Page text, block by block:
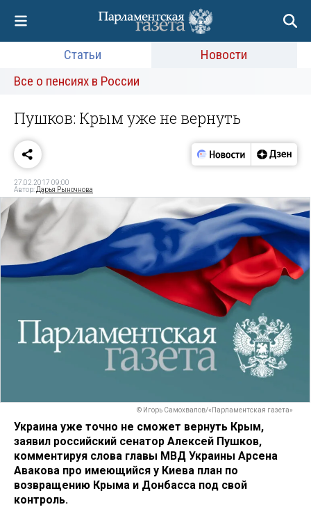
Статьи
Новости
Все о пенсиях в России
Пушков: Крым уже не вернуть
27.02.2017 09:00
Автор: Дарья Рыночнова
© Игорь Самохвалов/«Парламентская газета»
Украина уже точно не сможет вернуть Крым,
заявил российский сенатор Алексей Пушков,
комментируя слова главы МВД Украины Арсена
Авакова про имеющийся у Киева план по
возвращению Крыма и Донбасса под свой
контроль.